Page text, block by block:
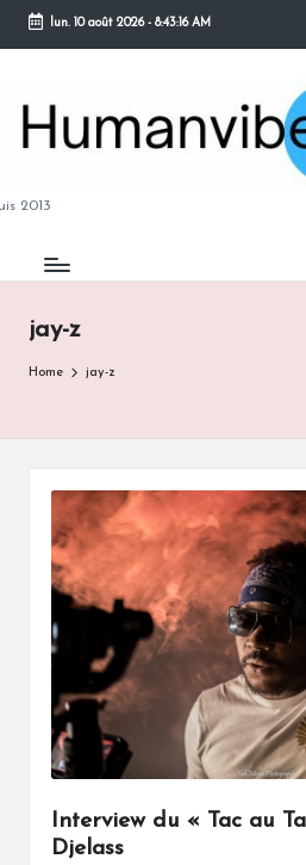
Skip
content
lun. 10 août 2026- 8:43:17 AM
2013
jay-z
Home jay-z
Interview du « Tac au
Djelass